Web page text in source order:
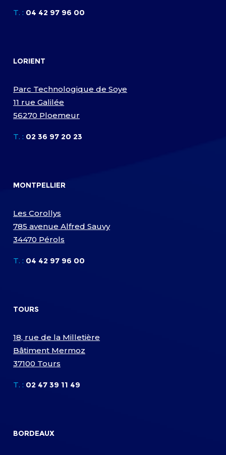
T. : 04 42 97 96 00
LORIENT
Parc Technologique de Soye
11 rue Galilée
56270 Ploemeur
T. : 02 36 97 20 23
MONTPELLIER
Les Corollys
785 avenue Alfred Sauvy
34470 Pérols
T. : 04 42 97 96 00
TOURS
18, rue de la Milletière
Bâtiment Mermoz
37100 Tours
T. : 02 47 39 11 49
BORDEAUX